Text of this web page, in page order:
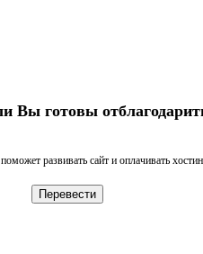
Вы готовы
развивать сайт и оплачивать
Перевести